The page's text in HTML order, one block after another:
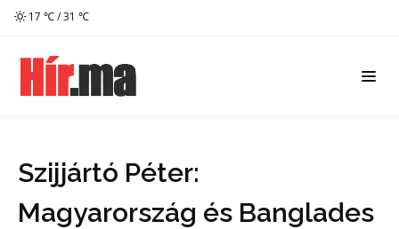
17 ℃ / 31 ℃
Szijjártó Péter:
Magyarország és Banglades